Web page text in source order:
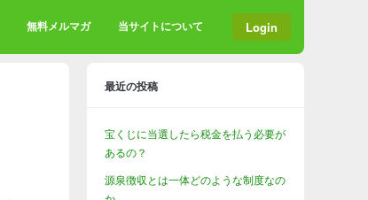
無料メルマガ 当サイトについて Login
最近の投稿
宝くじに当選したら税金を払う必要が
あるの？
源泉徴収とは一体どのような制度なの